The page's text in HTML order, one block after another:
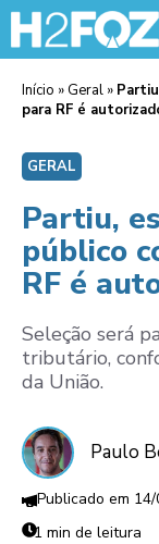
Início » Geral »
para RF é
GERAL
Partiu,
público
RF é
Seleção será
tributário,
da União.
Paulo
1 min de leitura